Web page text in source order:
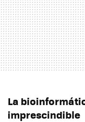
La
imprescindible